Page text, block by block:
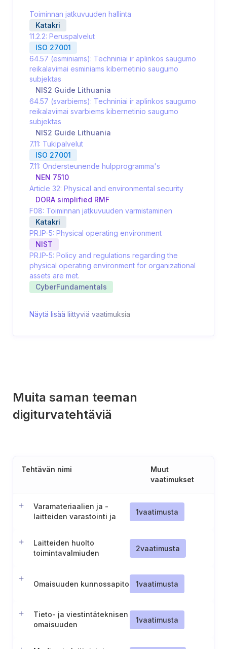
Toiminnan jatkuvuuden hallinta
Katakri
11.2.2: Peruspalvelut
ISO 27001
64.57 (esminiams): Techniniai ir aplinkos saugumo
reikalavimai esminiams kibernetinio saugumo
subjektas
NIS2 Guide Lithuania
64.57 (svarbiems): Techniniai ir aplinkos saugumo
reikalavimai svarbiems kibernetinio saugumo
subjektas
NIS2 Guide Lithuania
7.11: Tukipalvelut
ISO 27001
7.11: Ondersteunende hulpprogramma's
NEN 7510
Article 32: Physical and environmental security
DORA simplified RMF
F08: Toiminnan jatkuvuuden varmistaminen
Katakri
PR.IP-5: Physical operating environment
NIST
PR.IP-5: Policy and regulations regarding the
physical operating environment for organizational
assets are met.
CyberFundamentals
Näytä lisää liittyviä vaatimuksia
Muita saman teeman
digiturvatehtäviä
Tehtävän nimi
Muut
vaatimukset
Varamateriaalien ja -
laitteiden varastointi ja
1vaatimusta
Laitteiden huolto
toimintavalmiuden
2vaatimusta
Omaisuuden kunnossapito 1vaatimusta
Tieto- ja viestintäteknisen
omaisuuden
1vaatimusta